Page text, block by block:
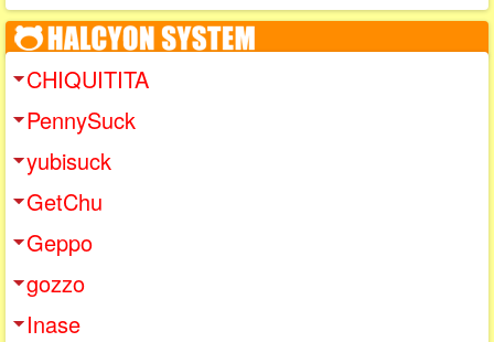
CHIQUITITA
PennySuck
yubisuck
GetChu
Geppo
gozzo
Inase